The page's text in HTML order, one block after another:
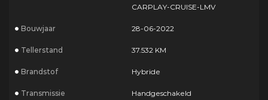
CARPLAY-CRUISE-LMV
Bouwjaar 28-06-2022
Tellerstand 37.532 KM
Brandstof Hybride
Transmissie Handgeschakeld